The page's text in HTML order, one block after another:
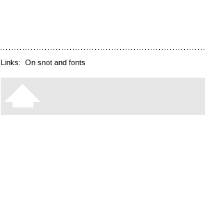
Links: On snot and fonts